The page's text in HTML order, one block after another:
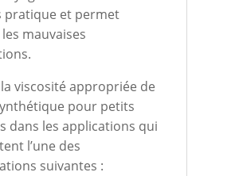
pratique et permet
les mauvaises
viscosité appropriée de
pour petits
dans les applications qui
l’une des
suivantes :